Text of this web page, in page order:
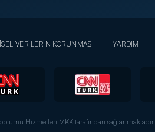
VERİLERİN KORUNMASI YARDIM
Hizmetleri MKK tarafından sağlanmaktadır.